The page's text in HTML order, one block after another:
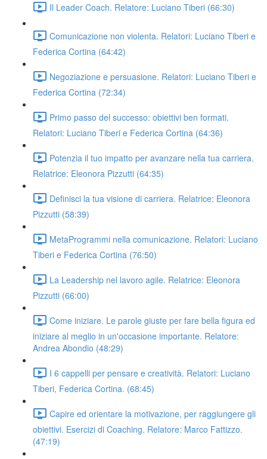
Il Leader Coach. Relatore: Luciano Tiberi (66:30)
Comunicazione non violenta. Relatori: Luciano Tiberi e
Federica Cortina (64:42)
Negoziazione e persuasione. Relatori: Luciano Tiberi e
Federica Cortina (72:34)
Primo passo del successo: obiettivi ben formati.
Relatori: Luciano Tiberi e Federica Cortina (64:36)
Potenzia il tuo impatto per avanzare nella tua carriera.
Relatrice: Eleonora Pizzutti (64:35)
Definisci la tua visione di carriera. Relatrice: Eleonora
Pizzutti (58:39)
MetaProgrammi nella comunicazione. Relatori: Luciano
Tiberi e Federica Cortina (76:50)
La Leadership nel lavoro agile. Relatrice: Eleonora
Pizzutti (66:00)
Come iniziare. Le parole giuste per fare bella figura ed
iniziare al meglio in un'occasione importante. Relatore:
Andrea Abondio (48:29)
I 6 cappelli per pensare e creatività. Relatori: Luciano
Tiberi, Federica Cortina. (68:45)
Capire ed orientare la motivazione, per raggiungere gli
obiettivi. Esercizi di Coaching. Relatore: Marco Fattizzo.
(47:19)